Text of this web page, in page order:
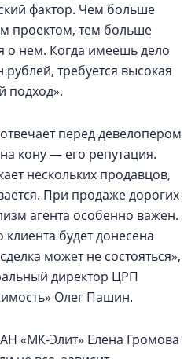
фактор. Чем больше
проектом, тем больше
о нем. Когда имеешь дело
требуется высокая
подход».
перед девелопером
кону — его репутация.
нескольких продавцов,
При продаже дорогих
агента особенно важен.
будет донесена
может не состояться»,
директор ЦРП
Олег Пашин.
«МК-Элит» Елена Громова